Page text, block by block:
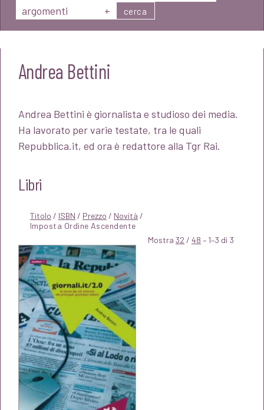
argomenti
+ cerca
Andrea Bettini
Andrea Bettini è giornalista e studioso dei media.
Ha lavorato per varie testate, tra le quali
Repubblica.it, ed ora è redattore alla Tgr Rai.
Libri
Titolo / ISBN / Prezzo / Novità /
Mostra 32 / 48 – 1–3 di 3